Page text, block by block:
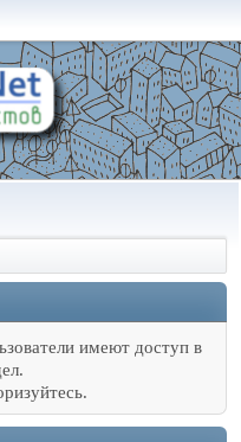
имеют доступ в